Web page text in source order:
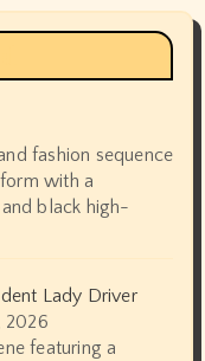
fashion sequence
with a
black high-
Lady Driver
2026
featuring a